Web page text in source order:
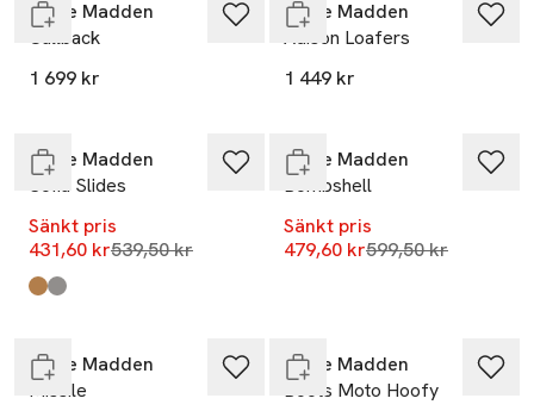
Steve Madden
Callback
1 699 kr
Steve Madden
Adison Loafers
1 449 kr
-20%
Steve Madden
Sofia Slides
Sänkt pris
431,60 krLägsta pris 30 dagar
539,50 kr
Produkten finns i färgerna:
Cognac
Black Leather
-20%
Steve Madden
Bombshell
Sänkt pris
479,60 krLägsta pris 30
599,50 kr
-20%
Steve Madden
Missile
Steve Madden
Boots Moto Hoofy